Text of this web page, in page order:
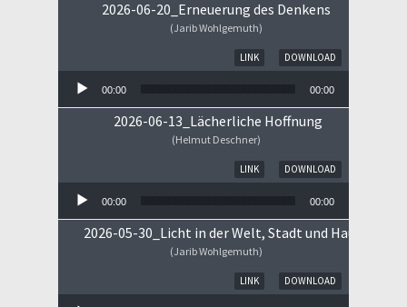
2026-06-20_Erneuerung des Denkens
(Jarib Wohlgemuth)
DOWNLOAD
LINK
00:00 00:00
2026-06-13_Lächerliche Hoffnung
(Helmut Deschner)
DOWNLOAD
LINK
00:00 00:00
2026-05-30_Licht in der Welt, Stadt und Haus
(Jarib Wohlgemuth)
DOWNLOAD
LINK